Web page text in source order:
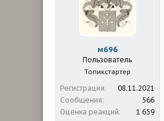
м696
Пользователь
Топикстартер
Регистрация
08.11.2021
Сообщения
566
Оценка реакций
1 659